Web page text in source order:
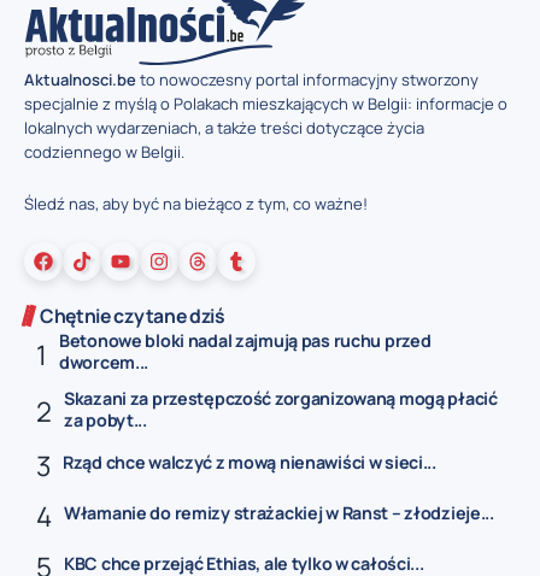
Aktualnosci.beto nowoczesny portal informacyjny stworzony
specjalnie z myślą o Polakach mieszkających w Belgii: informacje o
lokalnych wydarzeniach, a także treści dotyczące życia
codziennego w Belgii.
Śledź nas, aby być na bieżąco z tym, co ważne!
Chętnie czytane dziś
Betonowe bloki nadal zajmują pas ruchu przed
dworcem...
Skazani za przestępczość zorganizowaną mogą płacić
za pobyt...
Rząd chce walczyć z mową nienawiści w sieci...
Włamanie do remizy strażackiej w Ranst – złodzieje...
KBC chce przejąć Ethias, ale tylko w całości...